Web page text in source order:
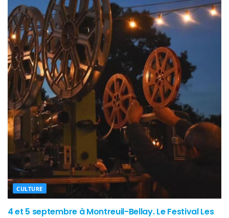
CULTURE
4 et 5 septembre à Montreuil-Bellay. Le Festival Les